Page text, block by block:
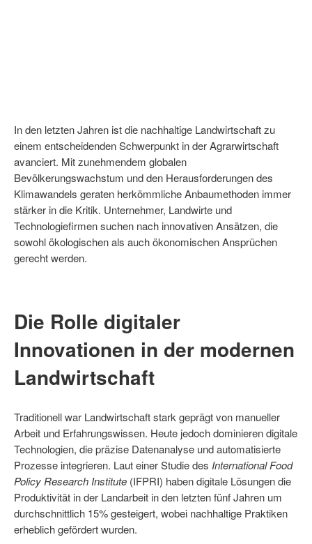
In den letzten Jahren ist die nachhaltige Landwirtschaft zu
einem entscheidenden Schwerpunkt in der Agrarwirtschaft
avanciert. Mit zunehmendem globalen
Bevölkerungswachstum und den Herausforderungen des
Klimawandels geraten herkömmliche Anbaumethoden immer
stärker in die Kritik. Unternehmer, Landwirte und
Technologiefirmen suchen nach innovativen Ansätzen, die
sowohl ökologischen als auch ökonomischen Ansprüchen
gerecht werden.
Die Rolle digitaler
Innovationen in der modernen
Landwirtschaft
Traditionell war Landwirtschaft stark geprägt von manueller
Arbeit und Erfahrungswissen. Heute jedoch dominieren digitale
Technologien, die präzise Datenanalyse und automatisierte
Prozesse integrieren. Laut einer Studie des International Food
Policy Research Institute (IFPRI) haben digitale Lösungen die
Produktivität in der Landarbeit in den letzten fünf Jahren um
durchschnittlich 15% gesteigert, wobei nachhaltige Praktiken
erheblich gefördert wurden.